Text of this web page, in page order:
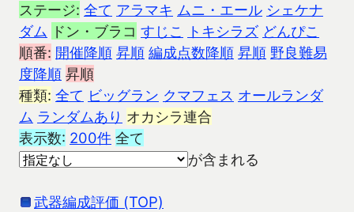
ステージ: 全て アラマキ ムニ・エール シェケナ
ダム ドン・ブラコ すじこ トキシラズ どんぴこ
順番: 開催降順 昇順 編成点数降順 昇順 野良難易
度降順 昇順
種類: 全て ビッグラン クマフェス オールランダ
ム ランダムあり オカシラ連合
表示数: 200件 全て
が含まれる
武器編成評価 (TOP)